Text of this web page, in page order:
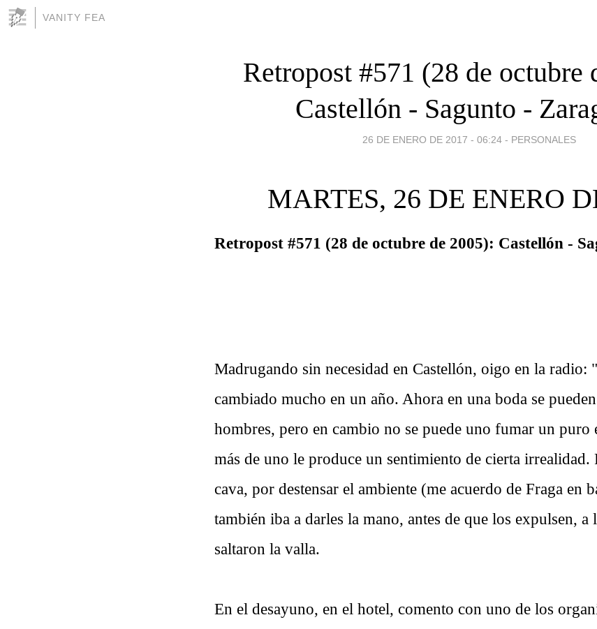
VANITY FEA
Retropost #571 (28 de octubre
Castellón - Sagunto -
26 DE ENERO DE 2017 - 06:24 - PERSONALES
MARTES, 26 DE ENERO
Retropost #571 (28 de octubre de 2005): Castellón -
Madrugando sin necesidad en Castellón, oigo en la radio:
cambiado mucho en un año. Ahora en una boda se
hombres, pero en cambio no se puede uno fumar un puro
más de uno le produce un sentimiento de cierta
cava, por destensar el ambiente (me acuerdo de Fraga en
también iba a darles la mano, antes de que los expulsen,
saltaron la valla.
En el desayuno, en el hotel, comento con uno de los